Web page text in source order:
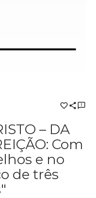
– DA
Com
e no
de três